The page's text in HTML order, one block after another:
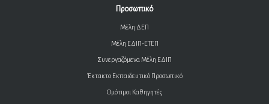
Προσωπικό
Μέλη ΔΕΠ
Μέλη ΕΔΙΠ-ΕΤΕΠ
Συνεργαζόμενα Μέλη ΕΔΙΠ
Έκτακτο Εκπαιδευτικό Προσωπικό
Ομότιμοι Καθηγητές